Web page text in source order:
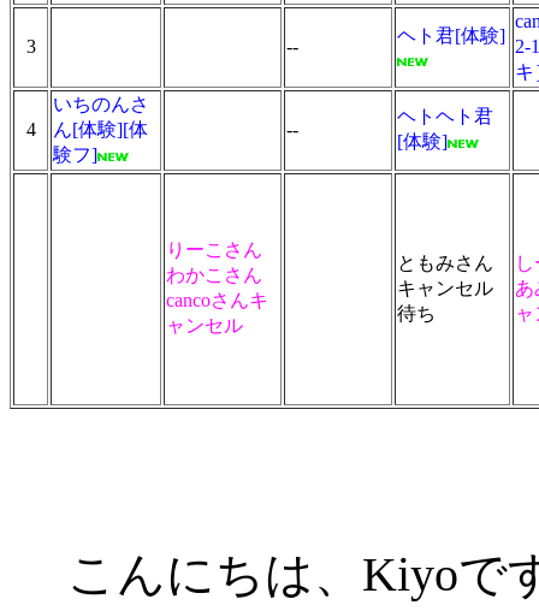
3 --
ヘト君[体験]
2-
4
いちのんさ
ん[体験][体
験フ]
--
ヘトヘト君
[体験]
りーこさん
わかこさん
cancoさんキ
ャンセル
ともみさん
キャンセル
待ち
あ
こんにちは、Kiyoで